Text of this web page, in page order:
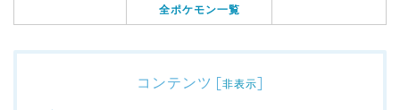
全ポケモン一覧
コンテンツ [非表示]